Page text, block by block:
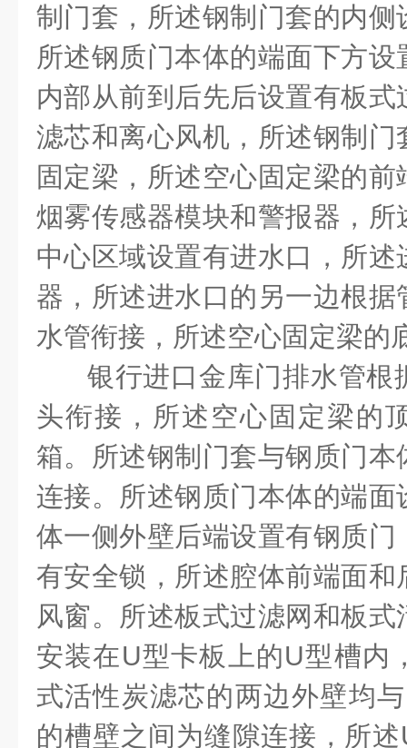
制门套，所述钢制门套的内
所述钢质门本体的端面下方
内部从前到后先后设置有板
滤芯和离心风机，所述钢制
固定梁，所述空心固定梁的
烟雾传感器模块和警报器，
中心区域设置有进水口，所
器，所述进水口的另一边根
水管衔接，所述空心固定梁的
银行进口金库门排水管根
头衔接，所述空心固定梁的
箱。所述钢制门套与钢质门
连接。所述钢质门本体的端
体一侧外壁后端设置有钢质
有安全锁，所述腔体前端面
风窗。所述板式过滤网和板
安装在U型卡板上的U型槽内
式活性炭滤芯的两边外壁均与
的槽壁之间为缝隙连接，所述